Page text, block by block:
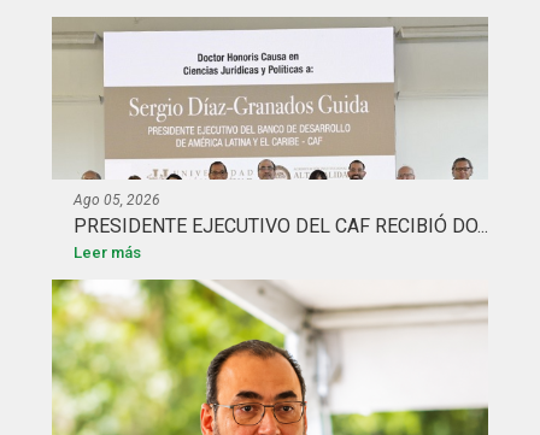
Ago 05, 2026
PRESIDENTE EJECUTIVO DEL CAF RECIBIÓ DO...
Leer más